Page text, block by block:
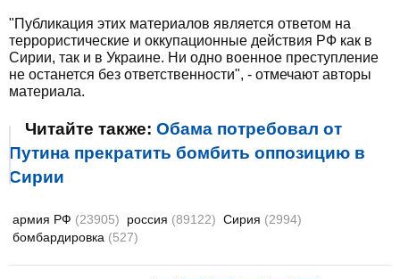
"Публикация этих материалов является ответом на
террористические и оккупационные действия РФ как в
Сирии, так и в Украине. Ни одно военное преступление
не останется без ответственности", - отмечают авторы
материала.
Читайте также: Обама потребовал от
Путина прекратить бомбить оппозицию в
Сирии
армия РФ (23905) россия (89122) Сирия (2994)
бомбардировка (527)